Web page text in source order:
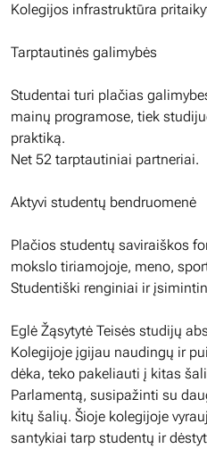
Kolegijos infrastruktūra
Tarptautinės galimybės
Studentai turi plačias
mainų programose, tiek
praktiką.
Net 52 tarptautiniai partneriai.
Aktyvi studentų bendruomenė
Plačios studentų saviraiškos
mokslo tiriamojoje, meno,
Studentiški renginiai ir
Eglė Žąsytytė Teisės studijų
Kolegijoje įgijau naudingų ir
dėka, teko pakeliauti į kitas
Parlamentą, susipažinti su
kitų šalių. Šioje kolegijoje
santykiai tarp studentų ir